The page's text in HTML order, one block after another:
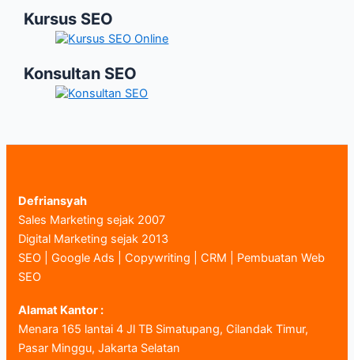
Kursus SEO
Konsultan SEO
Defriansyah
Sales Marketing sejak 2007
Digital Marketing sejak 2013
SEO | Google Ads | Copywriting | CRM | Pembuatan Web
SEO
Alamat Kantor :
Menara 165 lantai 4 Jl TB Simatupang, Cilandak Timur,
Pasar Minggu, Jakarta Selatan